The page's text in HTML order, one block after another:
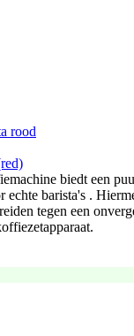
biedt een
echte barista's .
tegen een